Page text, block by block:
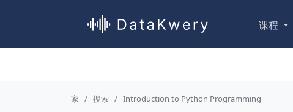
课程
家 搜索 Introduction to Python Programming